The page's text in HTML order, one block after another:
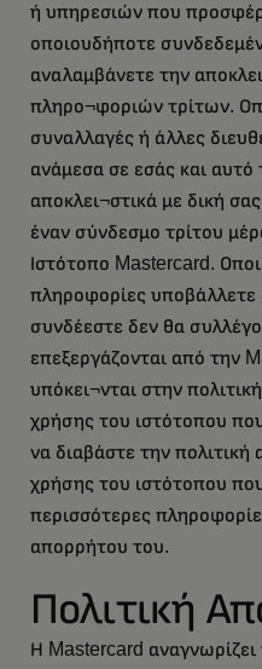
ή υπηρεσιών που
οποιουδήποτε
αναλαμβάνετε την
πληρο¬φοριών τρίτων.
συναλλαγές ή άλλες
ανάμεσα σε εσάς και αυτό
αποκλει¬στικά με δική
έναν σύνδεσμο τρίτου
Ιστότοπο Mastercard.
πληροφορίες υποβάλλετε
συνδέεστε δεν θα
επεξεργάζονται από την
υπόκει¬νται στην
χρήσης του ιστότοπου
να διαβάστε την
χρήσης του ιστότοπου
περισσότερες
απορρήτου του.
Πολιτική
Η Mastercard